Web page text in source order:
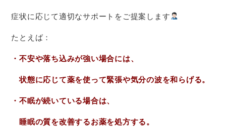
症状に応じて適切なサポートをご提案します
たとえば：
・不安や落ち込みが強い場合には、
状態に応じて薬を使って緊張や気分の波を和らげる。
・不眠が続いている場合は、
睡眠の質を改善するお薬を処方する。